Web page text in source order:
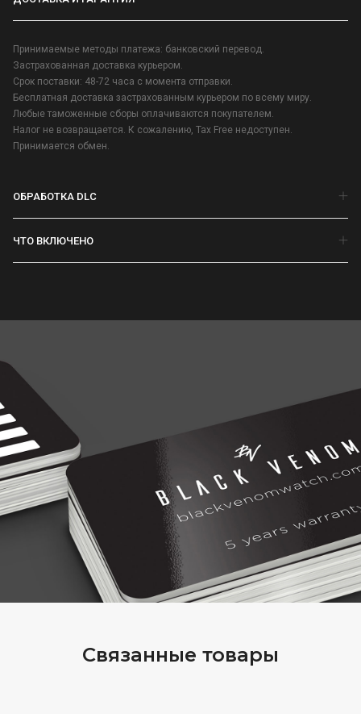
Принимаемые методы платежа: банковский перевод.
Застрахованная доставка курьером.
Срок поставки: 48-72 часа с момента отправки.
Бесплатная доставка застрахованным курьером по всему миру.
Любые таможенные сборы оплачиваются покупателем.
Налог не возвращается. К сожалению, Tax Free недоступен.
Принимается обмен.
ОБРАБОТКА DLC
ЧТО ВКЛЮЧЕНО
Связанные товары